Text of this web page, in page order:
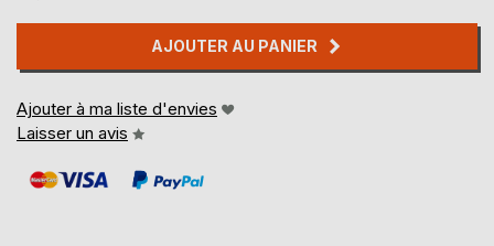
AJOUTER AU PANIER
Ajouter à ma liste d'envies
Laisser un avis